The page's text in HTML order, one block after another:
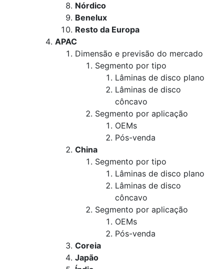
Nórdico
Benelux
Resto da Europa
APAC
Dimensão e previsão do mercado
Segmento por tipo
Lâminas de disco plano
Lâminas de disco
côncavo
Segmento por aplicação
OEMs
Pós-venda
China
Segmento por tipo
Lâminas de disco plano
Lâminas de disco
côncavo
Segmento por aplicação
OEMs
Pós-venda
Coreia
Japão